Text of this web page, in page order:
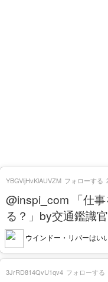
@inspi_com 「仕
る？」by交通鑑識
ウインドー・リバーはい
YBGVljHvKlAUVZM フォローする
3JrRD814QvU1qv4 フォローする